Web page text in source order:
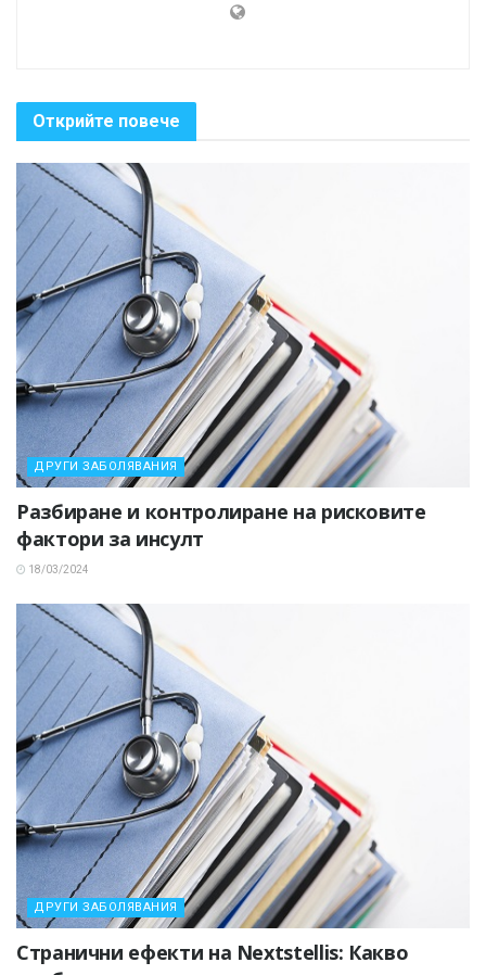
Открийте повече
ДРУГИ ЗАБОЛЯВАНИЯ
Разбиране и контролиране на рисковите
фактори за инсулт
18/03/2024
ДРУГИ ЗАБОЛЯВАНИЯ
Странични ефекти на Nextstellis: Какво